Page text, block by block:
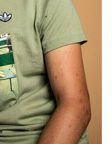
POP MUSICIENS
TALENTS INTERNATIONAUX
CANDIDATURE
NOS AGENCES
FRANCE
SUISSE